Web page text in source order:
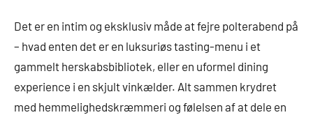
Det er en intim og eksklusiv måde at fejre polterabend på
– hvad enten det er en luksuriøs tasting-menu i et
gammelt herskabsbibliotek, eller en uformel dining
experience i en skjult vinkælder. Alt sammen krydret
med hemmelighedskræmmeri og følelsen af at dele en